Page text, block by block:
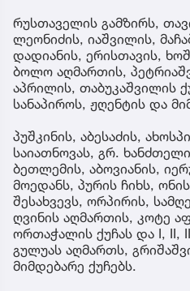
რუსთაველის გამზირს,
ლეონიძის, იაშვილის,
დადიანის, ერისთავის,
ბოლო აღმართის,
აპრილის, თაბუკაშვილის
სანაპიროს, ჟღენტის და
პუშკინის, აბესაძის,
საიათნოვას, გრ.
ბეთლემის, აბოვიანის,
მოედანს, პურის ჩიხს,
შესახვევს, ორპირის,
ღვინის აღმართის, კოტე
ორთაჭალის ქუჩას და I, II,
გულუას აღმართს,
მიმდებარე ქუჩებს.